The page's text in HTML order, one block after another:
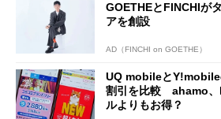
GOETHEとFINCHIが
アを創設
AD（FINCHI on GOETHE）
UQ mobileとY!mobile
割引を比較 ahamo、
ルよりもお得？